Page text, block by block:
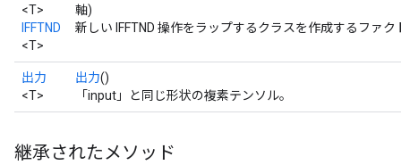
<T>
IFFTND
<T>
軸)
新しい IFFTND 操作をラップするクラスを作成するファク
出力
<T>
出力()
「input」と同じ形状の複素テンソル。
継承されたメソッド